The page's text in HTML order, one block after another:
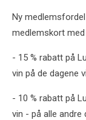
Ny
medlemskort
- 15 % rabatt på
vin på de dagene
- 10 % rabatt på
vin - på alle